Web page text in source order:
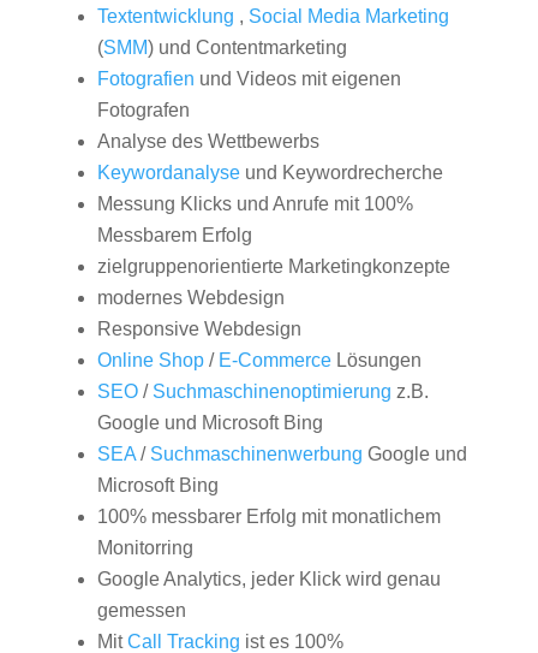
Textentwicklung , Social Media Marketing
(SMM) und Contentmarketing
Fotografien und Videos mit eigenen
Fotografen
Analyse des Wettbewerbs
Keywordanalyseund Keywordrecherche
Messung Klicks und Anrufe mit 100%
Messbarem Erfolg
zielgruppenorientierte Marketingkonzepte
modernes Webdesign
Responsive Webdesign
Online Shop/ E-CommerceLösungen
SEO/ Suchmaschinenoptimierung z.B.
Google und Microsoft Bing
SEA/ Suchmaschinenwerbung Google und
Microsoft Bing
100% messbarer Erfolg mit monatlichem
Monitorring
Google Analytics, jeder Klick wird genau
gemessen
MitCall Tracking ist es 100%